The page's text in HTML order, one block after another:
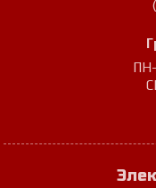
ПН-